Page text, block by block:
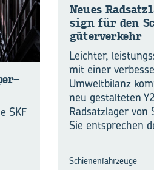
SKF
Neues
sign für den
gü­ter­ver­kehr
Leichter,
mit einer
Umweltbilanz
neu gestalteten
Radsatzlager von
Sie entsprechen
Schienenfahrzeuge